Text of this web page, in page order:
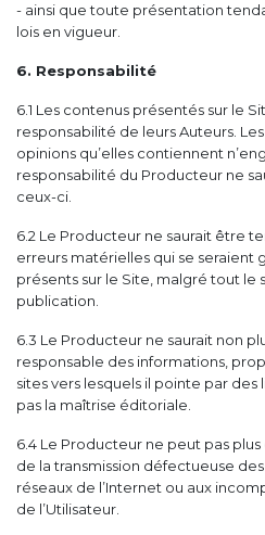
- ainsi que toute présentation
lois en vigueur.
6. Responsabilité
6.1 Les contenus présentés sur le
responsabilité de leurs Auteurs.
opinions qu’elles contiennent
responsabilité du Producteur ne
ceux-ci.
6.2 Le Producteur ne saurait être
erreurs matérielles qui se seraient
présents sur le Site, malgré tout le
publication.
6.3 Le Producteur ne saurait non
responsable des informations,
sites vers lesquels il pointe par
pas la maîtrise éditoriale.
6.4 Le Producteur ne peut pas
de la transmission défectueuse
réseaux de l’Internet ou aux
de l’Utilisateur.